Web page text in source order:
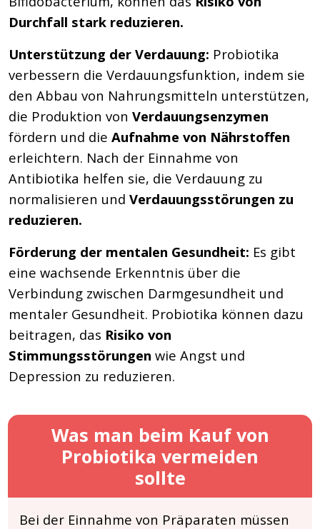
Durchfall stark reduzieren.
Unterstützung der Verdauung: Probiotika
verbessern die Verdauungsfunktion, indem sie
den Abbau von Nahrungsmitteln unterstützen,
die Produktion von Verdauungsenzymen
fördern und die Aufnahme von Nährstoffen
erleichtern. Nach der Einnahme von
Antibiotika helfen sie, die Verdauung zu
normalisieren und Verdauungsstörungen zu
reduzieren.
Förderung der mentalen Gesundheit: Es gibt
eine wachsende Erkenntnis über die
Verbindung zwischen Darmgesundheit und
mentaler Gesundheit. Probiotika können dazu
beitragen, das Risiko von
Stimmungsstörungen wie Angst und
Depression zu reduzieren.
Was man beim Kauf von
Probiotika vermeiden
sollte
Bei der Einnahme von Präparaten müssen